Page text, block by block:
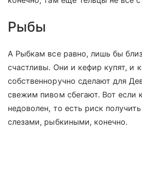
Рыбы
А Рыбкам все равно, лишь бы
счастливы. Они и кефир купят, и
собственноручно сделают для
свежим пивом сбегают. Вот если
недоволен, то есть риск
слезами, рыбкиными, конечно.